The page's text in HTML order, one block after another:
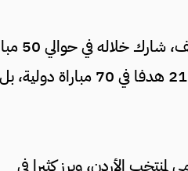
ويبقى التعمري ركيزة أساسية في صفوف
بجميع المسابقات، ولا يتوقف تأثيره مع المنتخب الأردني على تسجيل 21 هدفا في 70
الأردن، وبرز كثيرا في